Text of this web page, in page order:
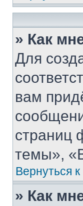
» Как
Для
вам
страниц
темы»,
Вернуться
» Как